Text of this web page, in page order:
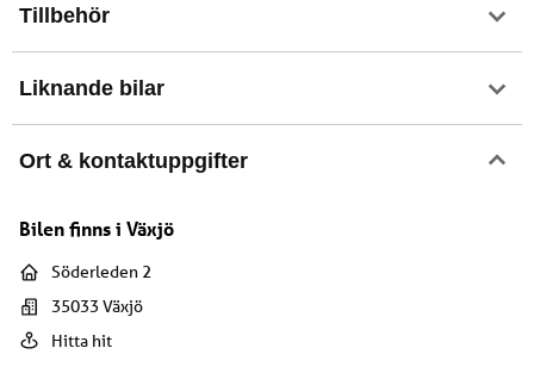
Tillbehör
Liknande bilar
Ort & kontaktuppgifter
Bilen finns i Växjö
Söderleden 2
35033Växjö
Hitta hit